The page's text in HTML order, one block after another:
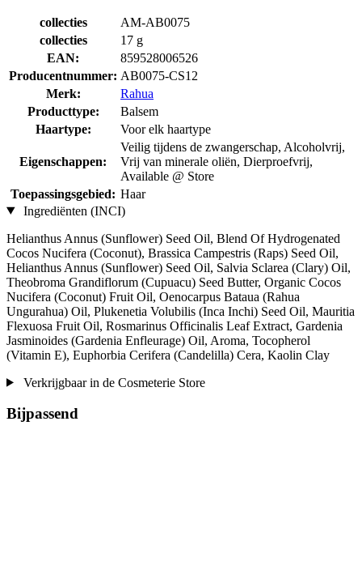
collecties
AM-AB0075
collecties
17 g
EAN:
859528006526
Producentnummer: AB0075-CS12
Merk:
Rahua
Producttype:
Balsem
Haartype:
Voor elk haartype
Eigenschappen:
Veilig tijdens de zwangerschap, Alcoholvrij,
Vrij van minerale oliën, Dierproefvrij,
Available @ Store
Toepassingsgebied: Haar
Ingrediënten (INCI)
Helianthus Annus (Sunflower) Seed Oil, Blend Of Hydrogenated
Cocos Nucifera (Coconut), Brassica Campestris (Raps) Seed Oil,
Helianthus Annus (Sunflower) Seed Oil, Salvia Sclarea (Clary) Oil,
Theobroma Grandiflorum (Cupuacu) Seed Butter, Organic Cocos
Nucifera (Coconut) Fruit Oil, Oenocarpus Bataua (Rahua
Ungurahua) Oil, Plukenetia Volubilis (Inca Inchi) Seed Oil, Mauritia
Flexuosa Fruit Oil, Rosmarinus Officinalis Leaf Extract, Gardenia
Jasminoides (Gardenia Enfleurage) Oil, Aroma, Tocopherol
(Vitamin E), Euphorbia Cerifera (Candelilla) Cera, Kaolin Clay
Verkrijgbaar in de Cosmeterie Store
Bijpassend